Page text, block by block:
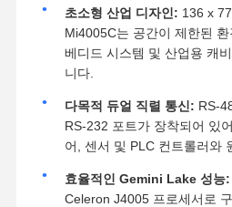
초소형 산업 디자인: 136 x
Mi4005C는 공간이 제한된
베디드 시스템 및 산업용 캐
니다.
다목적 듀얼 직렬 통신: RS-
RS-232 포트가 장착되어 있
어, 센서 및 PLC 컨트롤러와
효율적인 Gemini Lake 성능:
Celeron J4005 프로세서로